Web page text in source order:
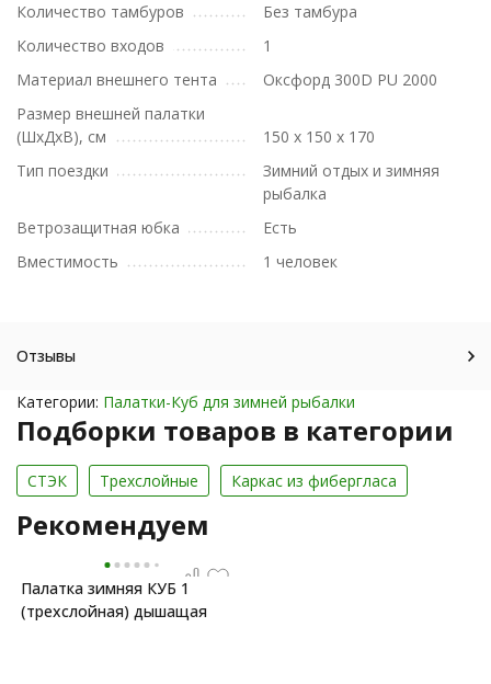
Количество тамбуров
Без тамбура
Количество входов
1
Материал внешнего тента
Оксфорд 300D PU 2000
Размер внешней палатки
(ШxДxВ), см
150 х 150 х 170
Тип поездки
Зимний отдых и зимняя
рыбалка
Ветрозащитная юбка
Есть
Вместимость
1 человек
Отзывы
Категории: Палатки-Куб для зимней рыбалки
Подборки товаров в категории
СТЭК Трехслойные Каркас из фибергласа
Рекомендуем
Палатка зимняя КУБ 1
(трехслойная) дышащая